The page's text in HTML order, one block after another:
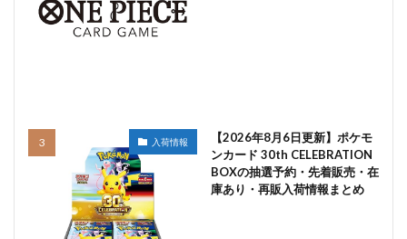
入荷情報
【2026年8月6日更新】ポケモ
ンカード 30th CELEBRATION
BOXの抽選予約・先着販売・在
庫あり・再販入荷情報まとめ